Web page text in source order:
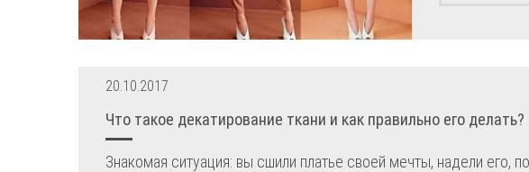
20.10.2017
Что такое декатирование ткани и как правильно его делать?
Знакомая ситуация: вы сшили платье своей мечты, надели его,